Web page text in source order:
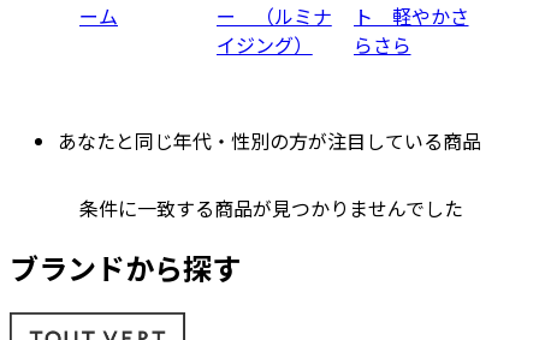
ーム
ー （ルミナ
イジング）
ト 軽やかさ
らさら
あなたと同じ年代・性別の方が注目している商品
条件に一致する商品が見つかりませんでした
ブランドから探す